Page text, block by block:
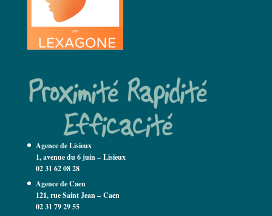
Agence de Lisieux
1, avenue du 6 juin – Lisieux
02 31 62 08 28
Agence de Caen
121, rue Saint Jean –Caen
02 31 79 29 55